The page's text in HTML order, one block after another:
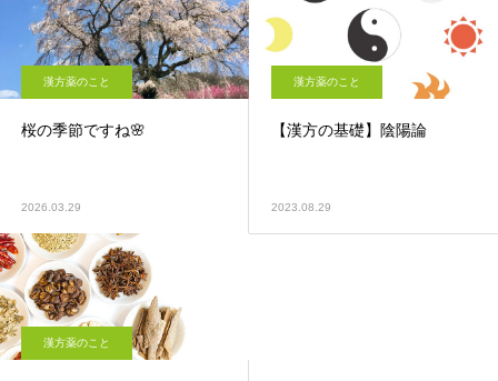
漢方薬のこと
桜の季節ですね🌸
2026.03.29
漢方薬のこと
【漢方の基礎】陰陽論
2023.08.29
漢方薬のこと